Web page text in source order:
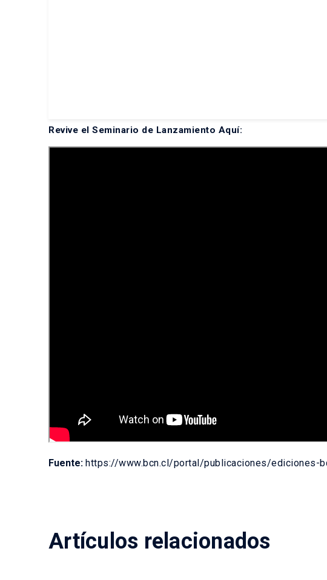
Revive el Seminario de Lanzamiento Aquí:
Fuente: https://www.bcn.cl/portal/publicaciones/ediciones-
Artículos relacionados